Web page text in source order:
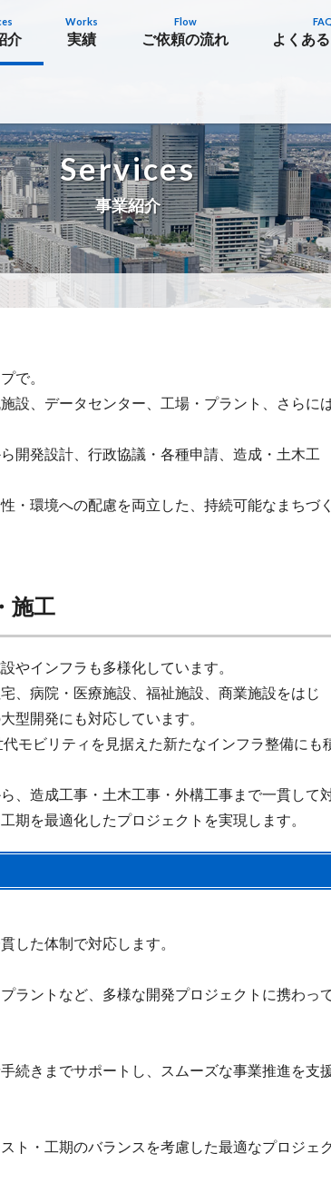
介
Works
実績
Flow
ご依頼の流れ よくあ
Services
事業紹介
で。
設、データセンター、工場・プラント、さらに
開発設計、行政協議・各種申請、造成・土木工
・環境への配慮を両立した、持続可能なまちづ
施工
やインフラも多様化しています。
、病院・医療施設、福祉施設、商業施設をはじ
型開発にも対応しています。
モビリティを見据えた新たなインフラ整備にも
、造成工事・土木工事・外構工事まで一貫して
期を最適化したプロジェクトを実現します。
した体制で対応します。
ラントなど、多様な開発プロジェクトに携わっ
続きまでサポートし、スムーズな事業推進を支
ト・工期のバランスを考慮した最適なプロジェ